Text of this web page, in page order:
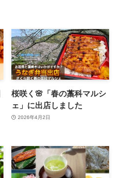
桜咲く🌸「春の藁科マルシ
ェ」に出店しました
2026年4月2日